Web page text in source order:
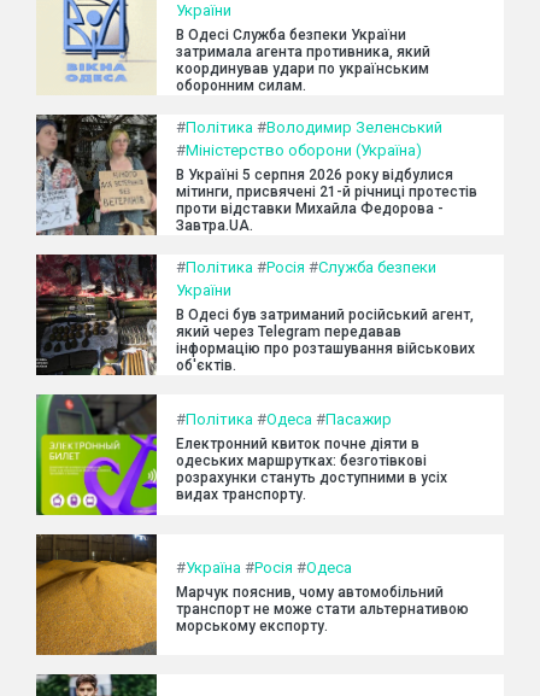
України
В Одесі Служба безпеки України
затримала агента противника, який
координував удари по українським
оборонним силам.
#Політика #Володимир Зеленський
#Міністерство оборони (Україна)
В Україні 5 серпня 2026 року відбулися
мітинги, присвячені 21-й річниці протестів
проти відставки Михайла Федорова -
Завтра.UA.
#Політика #Росія #Служба безпеки
України
В Одесі був затриманий російський агент,
який через Telegram передавав
інформацію про розташування військових
об'єктів.
#Політика #Одеса #Пасажир
Електронний квиток почне діяти в
одеських маршрутках: безготівкові
розрахунки стануть доступними в усіх
видах транспорту.
#Україна #Росія #Одеса
Марчук пояснив, чому автомобільний
транспорт не може стати альтернативою
морському експорту.